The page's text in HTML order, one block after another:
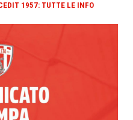
1957: TUTTE LE INFO